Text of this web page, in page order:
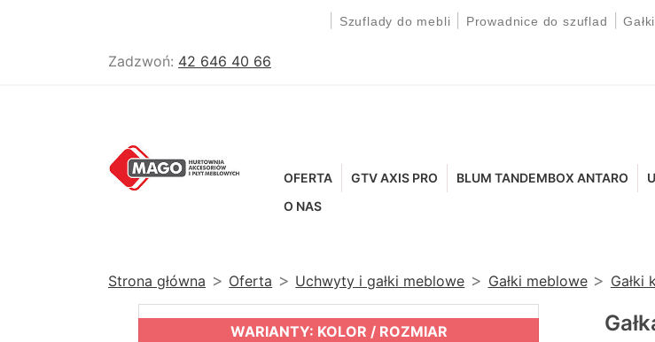
Szuflady do mebli Prowadnice do szuflad |
Zadzwoń: 42 646 40 66
OFERTA GTV AXIS PRO BLUM TANDEMBOX ANTARO
O NAS
Strona główna Oferta Uchwyty i gałki meblowe Gałki meblowe Gałki
WARIANTY: KOLOR / ROZMIAR